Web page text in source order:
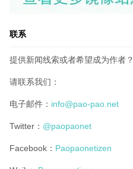
联系
提供新闻线索或者希望成为作者？
请联系我们：
电子邮件： info@pao-pao.net
Twitter： @paopaonet
Facebook： Paopaonetizen